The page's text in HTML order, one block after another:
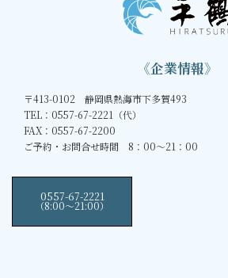
《企業情報》
〒413-0102 静岡県熱海市下多賀493
TEL：0557-67-2221（代）
FAX：0557-67-2200
ご予約・お問合せ時間 8：00～21：00
0557-67-2221
（8:00〜21:00）